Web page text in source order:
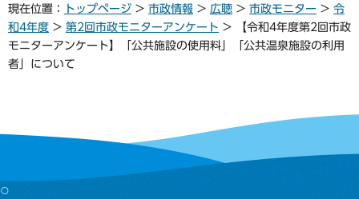
現在位置： トップページ > 市政情報 > 広聴 > 市政モニター > 令
和4年度 > 第2回市政モニターアンケート > 【令和4年度第2回市政
モニターアンケート】「公共施設の使用料」「公共温泉施設の利用
者」について